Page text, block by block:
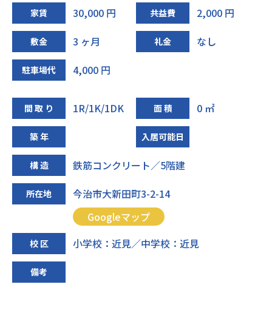
家賃 30,000 円 共益費 2,000 円
敷金 3 ヶ月 礼金 なし
駐車場代 4,000 円
間 取 り 1R/1K/1DK 面 積 0 ㎡
築 年 入居可能日
構 造 鉄筋コンクリート／5階建
所在地
今治市大新田町3-2-14
Googleマップ
校 区 小学校：近見／中学校：近見
備考